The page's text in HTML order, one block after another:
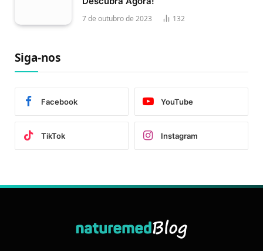
7 de outubro de 2023 132
Siga-nos
Facebook YouTube
TikTok Instagram